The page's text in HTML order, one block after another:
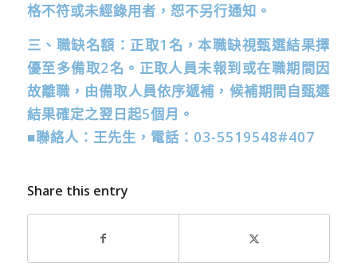
格不符或未經錄用者，恕不另行通知。
三、職缺名額：正取1 名，本職缺視甄選結果擇
優至多備取2名。正取人員未報到或在職期間因
故離職，由備取人員依序遞補，候補期間自甄選
結果確定之翌日起5個月。
■聯絡人：王先生，電話： 03-5519548#407
Share this entry